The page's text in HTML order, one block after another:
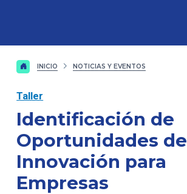
INICIO NOTICIAS Y EVENTOS
Taller
Identificación de
Oportunidades de
Innovación para
Empresas